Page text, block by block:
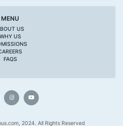
MENU
US
WHY US
FAQS
2024. All Rights Reserved